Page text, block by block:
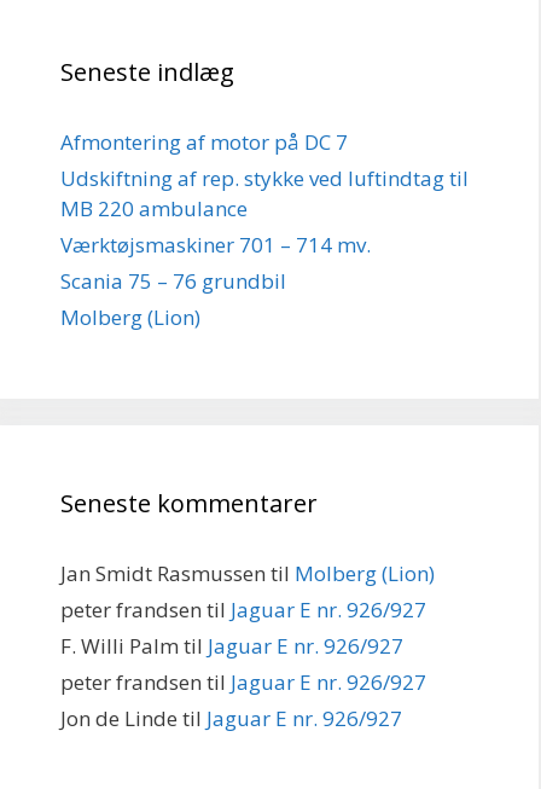
Seneste indlæg
Afmontering af motor på DC 7
Udskiftning af rep. stykke ved luftindtag til
MB 220 ambulance
Værktøjsmaskiner 701 – 714 mv.
Scania 75 – 76 grundbil
Molberg (Lion)
Seneste kommentarer
Jan Smidt Rasmussen til Molberg (Lion)
peter frandsen til Jaguar E nr. 926/927
F. Willi Palm til Jaguar E nr. 926/927
peter frandsen til Jaguar E nr. 926/927
Jon de Linde til Jaguar E nr. 926/927